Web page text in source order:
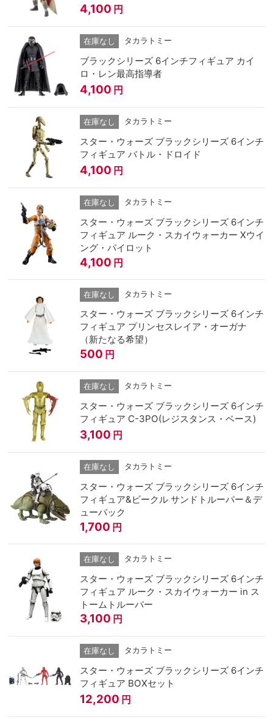
4,100 円
在庫なし タカラトミー
ブラックシリーズ 6インチフィギュア カイ
ロ・レン最高指導者
4,100 円
在庫なし タカラトミー
スター・ウォーズ ブラックシリーズ 6インチ
フィギュア バトル・ドロイド
4,100 円
在庫なし タカラトミー
スター・ウォーズ ブラックシリーズ 6インチ
フィギュア ルーク・スカイウォーカー Xウイ
ング・パイロット
4,100 円
在庫なし タカラトミー
スター・ウォーズ ブラックシリーズ 6インチ
フィギュア プリンセスレイア・オーガナ
（新たなる希望）
500 円
在庫なし タカラトミー
スター・ウォーズ ブラックシリーズ 6インチ
フィギュア C-3PO(レジスタンス・ベース)
3,100 円
在庫なし タカラトミー
スター・ウォーズ ブラックシリーズ 6インチ
フィギュア&ビークル サンドトルーパー＆デ
ューバック
1,700 円
在庫なし タカラトミー
スター・ウォーズ ブラックシリーズ 6インチ
フィギュア ルーク・スカイウォーカー in ス
トームトルーパー
3,100 円
在庫なし タカラトミー
スター・ウォーズ ブラックシリーズ 6インチ
フィギュア BOXセット
12,200 円